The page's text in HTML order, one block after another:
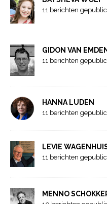
11 berichten
GIDON VAN EMDEN
11 berichten
HANNA LUDEN
11 berichten
LEVIE
11 berichten
MENNO